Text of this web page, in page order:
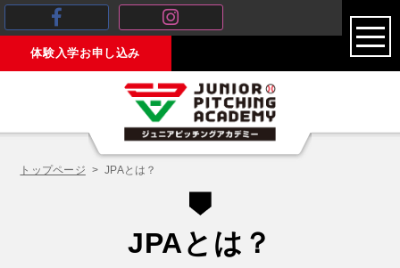
体験入学お申し込み
toggle
トップページ JPAとは？
JPAとは？